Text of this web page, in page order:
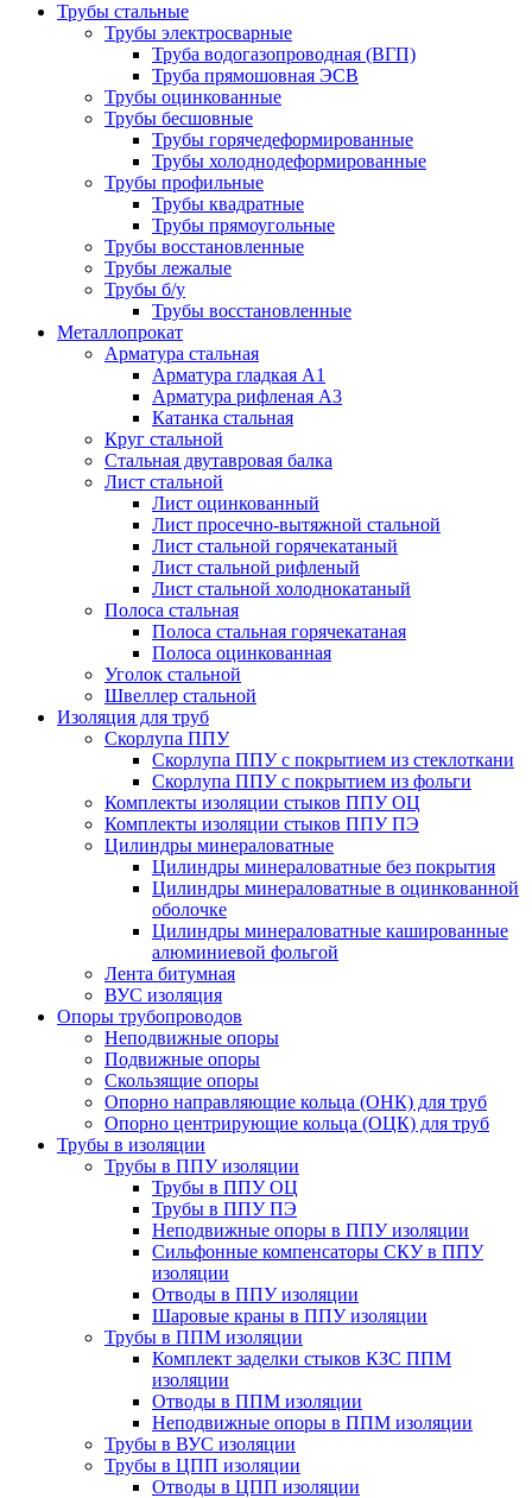
Трубы стальные
Трубы электросварные
Труба водогазопроводная (ВГП)
Труба прямошовная ЭСВ
Трубы оцинкованные
Трубы бесшовные
Трубы горячедеформированные
Трубы холоднодеформированные
Трубы профильные
Трубы квадратные
Трубы прямоугольные
Трубы восстановленные
Трубы лежалые
Трубы б/у
Трубы восстановленные
Металлопрокат
Арматура стальная
Арматура гладкая А1
Арматура рифленая А3
Катанка стальная
Круг стальной
Стальная двутавровая балка
Лист стальной
Лист оцинкованный
Лист просечно-вытяжной стальной
Лист стальной горячекатаный
Лист стальной рифленый
Лист стальной холоднокатаный
Полоса стальная
Полоса стальная горячекатаная
Полоса оцинкованная
Уголок стальной
Швеллер стальной
Изоляция для труб
Скорлупа ППУ
Скорлупа ППУ с покрытием из стеклоткани
Скорлупа ППУ с покрытием из фольги
Комплекты изоляции стыков ППУ ОЦ
Комплекты изоляции стыков ППУ ПЭ
Цилиндры минераловатные
Цилиндры минераловатные без покрытия
Цилиндры минераловатные в оцинкованной
оболочке
Цилиндры минераловатные кашированные
алюминиевой фольгой
Лента битумная
ВУС изоляция
Опоры трубопроводов
Неподвижные опоры
Подвижные опоры
Скользящие опоры
Опорно направляющие кольца (ОНК) для труб
Опорно центрирующие кольца (ОЦК) для труб
Трубы в изоляции
Трубы в ППУ изоляции
Трубы в ППУ ОЦ
Трубы в ППУ ПЭ
Неподвижные опоры в ППУ изоляции
Сильфонные компенсаторы СКУ в ППУ
изоляции
Отводы в ППУ изоляции
Шаровые краны в ППУ изоляции
Трубы в ППМ изоляции
Комплект заделки стыков КЗС ППМ
изоляции
Отводы в ППМ изоляции
Неподвижные опоры в ППМ изоляции
Трубы в ВУС изоляции
Трубы в ЦПП изоляции
Отводы в ЦПП изоляции